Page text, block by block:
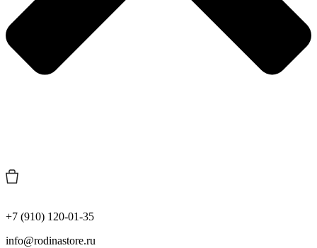
+7 (910) 120-01-35
info@rodinastore.ru